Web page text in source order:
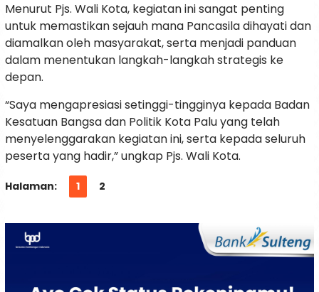
Menurut Pjs. Wali Kota, kegiatan ini sangat penting
untuk memastikan sejauh mana Pancasila dihayati dan
diamalkan oleh masyarakat, serta menjadi panduan
dalam menentukan langkah-langkah strategis ke
depan.
“Saya mengapresiasi setinggi-tingginya kepada Badan
Kesatuan Bangsa dan Politik Kota Palu yang telah
menyelenggarakan kegiatan ini, serta kepada seluruh
peserta yang hadir,” ungkap Pjs. Wali Kota.
Halaman: 1 2